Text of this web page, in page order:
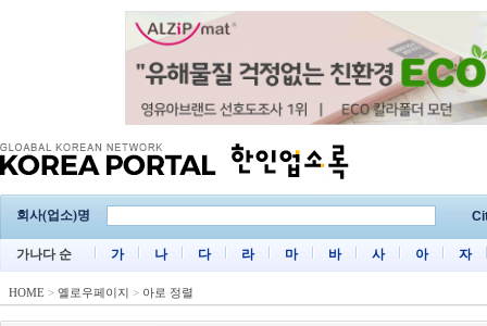
회사(업소)명
가나다 순 가 나 다 라 마 바 사 아 자
HOME > 옐로우페이지 > 아로 정렬